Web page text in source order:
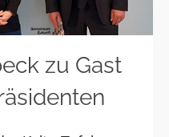
zu Gast